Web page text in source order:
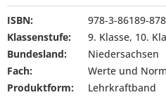
ISBN:
978-3-86189-
Klassenstufe:
9. Klasse, 10.
Bundesland:
Niedersachsen
Fach:
Werte und
Produktform:
Lehrkraftband